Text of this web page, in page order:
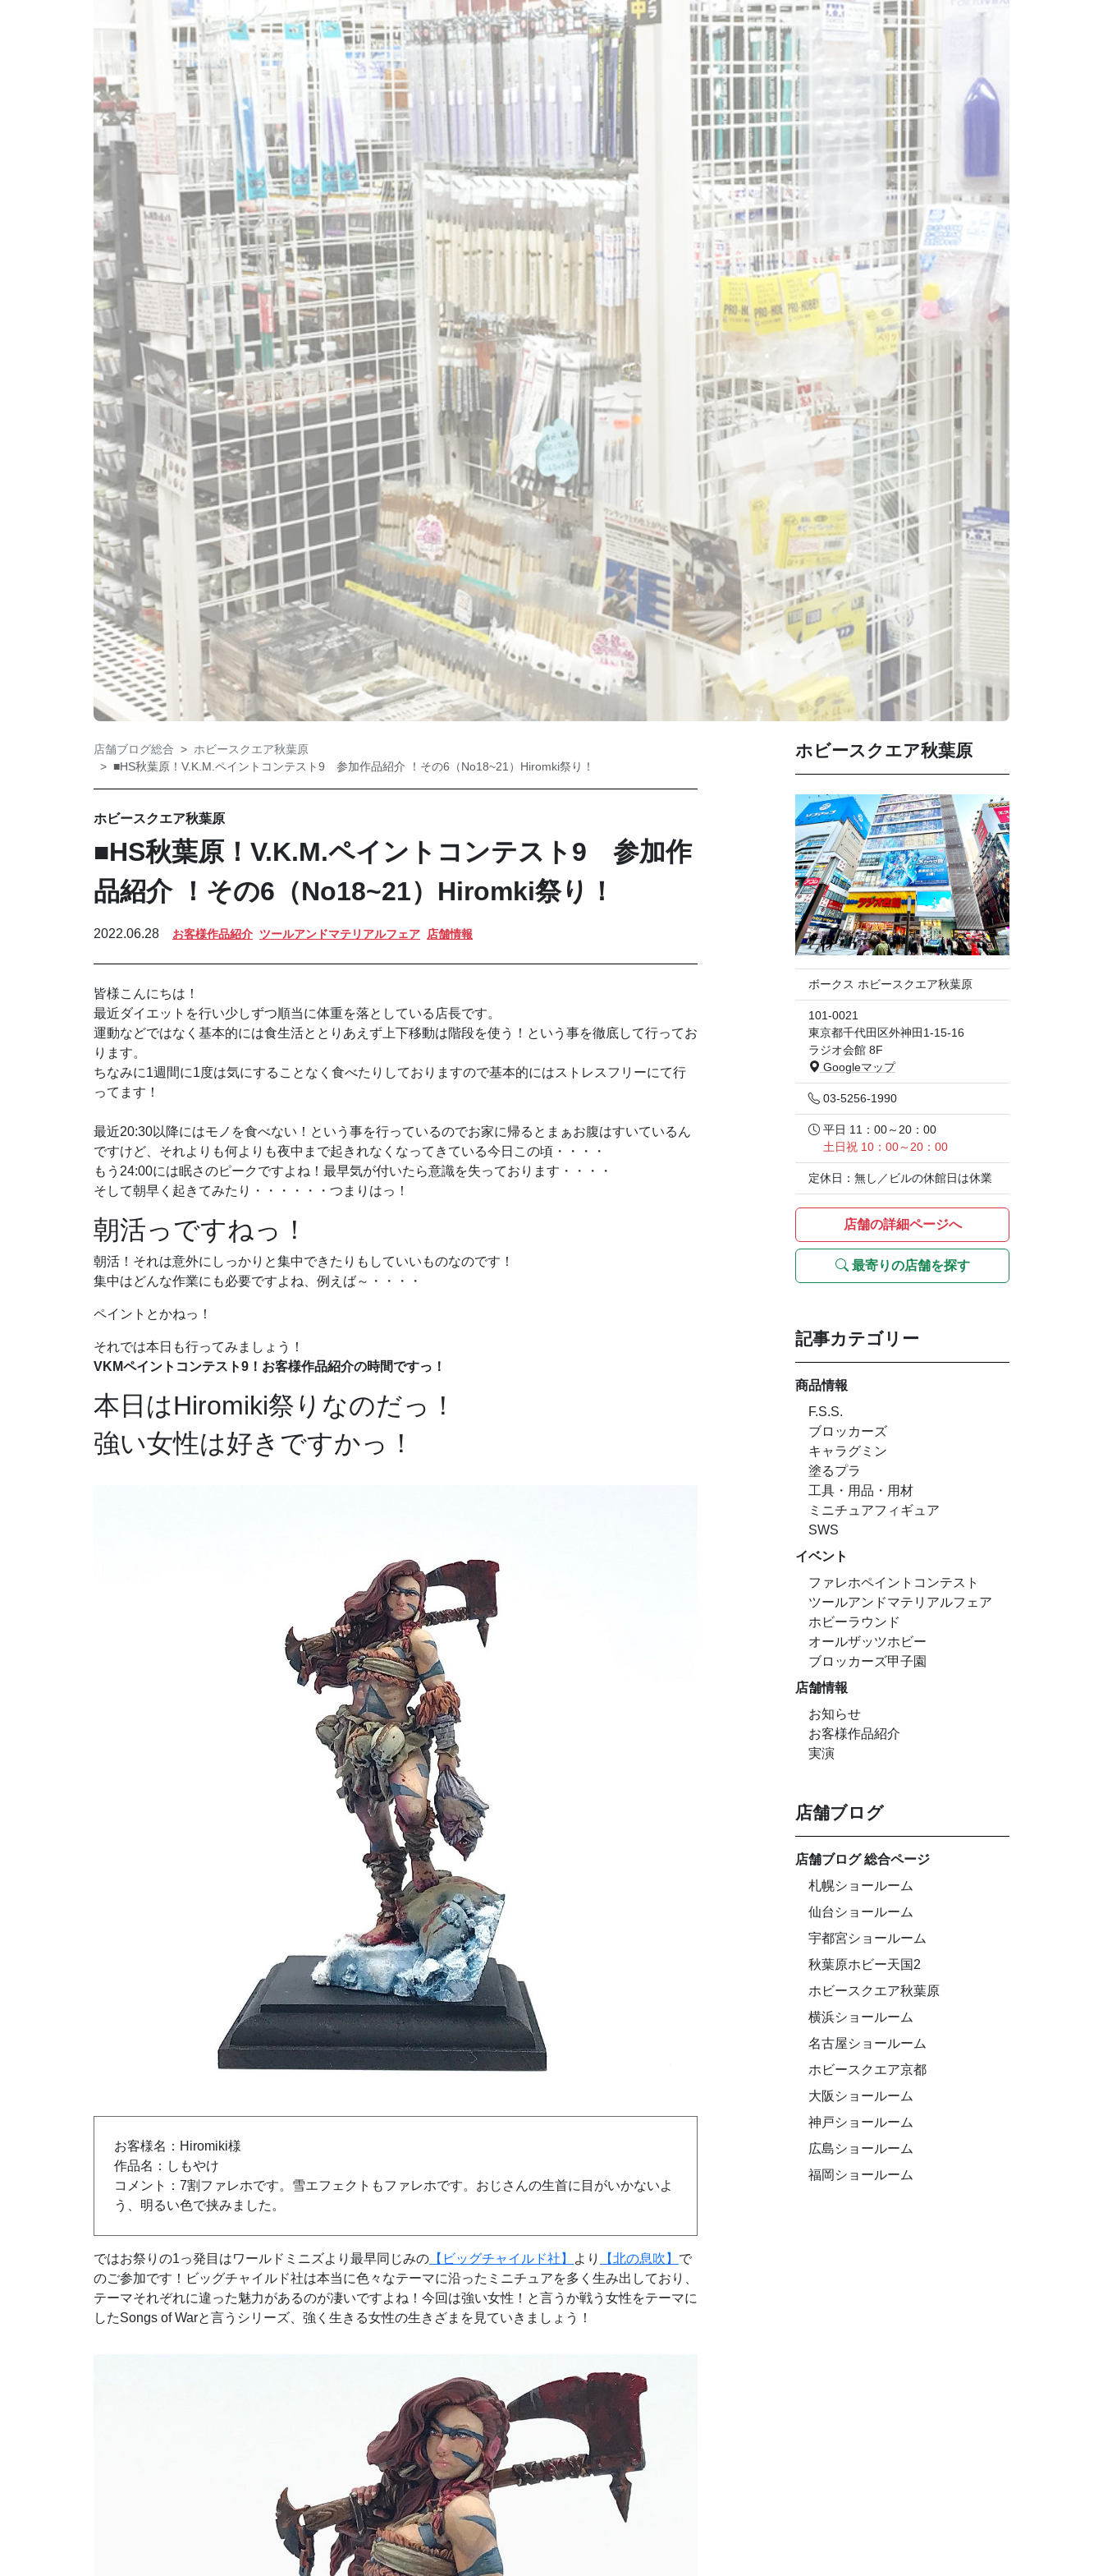
店舗ブログ総合
ホビースクエア秋葉原
■HS秋葉原！V.K.M.ペイントコンテスト9 参加作品紹介 ！その6（No18~21）Hiromki祭り！
ホビースクエア秋葉原
■HS秋葉原！V.K.M.ペイントコンテスト9 参加作
品紹介 ！その6（No18~21）Hiromki祭り！
2022.06.28 お客様作品紹介 ツールアンドマテリアルフェア 店舗情報
皆様こんにちは！
最近ダイエットを行い少しずつ順当に体重を落としている店長です。
運動などではなく基本的には食生活ととりあえず上下移動は階段を使う！という事を徹底して行ってお
ります。
ちなみに1週間に1度は気にすることなく食べたりしておりますので基本的にはストレスフリーにて行
ってます！
最近20:30以降にはモノを食べない！という事を行っているのでお家に帰るとまぁお腹はすいているん
ですけど、それよりも何よりも夜中まで起きれなくなってきている今日この頃・・・・
もう24:00には眠さのピークですよね！最早気が付いたら意識を失っております・・・・
そして朝早く起きてみたり・・・・・・つまりはっ！
朝活っですねっ！
朝活！それは意外にしっかりと集中できたりもしていいものなのです！
集中はどんな作業にも必要ですよね、例えば～・・・・
ペイントとかねっ！
それでは本日も行ってみましょう！
VKMペイントコンテスト9！お客様作品紹介の時間ですっ！
本日はHiromiki祭りなのだっ！
強い女性は好きですかっ！
お客様名：Hiromiki様
作品名：しもやけ
コメント：7割ファレホです。雪エフェクトもファレホです。おじさんの生首に目がいかないよ
う、明るい色で挟みました。
ではお祭りの1っ発目はワールドミニズより最早同じみの 【ビッグチャイルド社】 より 【北の息吹】 で
のご参加です！ビッグチャイルド社は本当に色々なテーマに沿ったミニチュアを多く生み出しており、
テーマそれぞれに違った魅力があるのが凄いですよね！今回は強い女性！と言うか戦う女性をテーマに
したSongs of Warと言うシリーズ、強く生きる女性の生きざまを見ていきましょう！
ホビースクエア秋葉原
ボークス ホビースクエア秋葉原
101-0021
東京都千代田区外神田1-15-16
ラジオ会館 8F
Googleマップ
03-5256-1990
平日 11：00～20：00
土日祝 10：00～20：00
定休日：無し／ビルの休館日は休業
店舗の詳細ページへ
最寄りの店舗を探す
記事カテゴリー
商品情報
F.S.S.
ブロッカーズ
キャラグミン
塗るプラ
工具・用品・用材
ミニチュアフィギュア
SWS
イベント
ファレホペイントコンテスト
ツールアンドマテリアルフェア
ホビーラウンド
オールザッツホビー
ブロッカーズ甲子園
店舗情報
お知らせ
お客様作品紹介
実演
店舗ブログ
店舗ブログ 総合ページ
札幌ショールーム
仙台ショールーム
宇都宮ショールーム
秋葉原ホビー天国2
ホビースクエア秋葉原
横浜ショールーム
名古屋ショールーム
ホビースクエア京都
大阪ショールーム
神戸ショールーム
広島ショールーム
福岡ショールーム